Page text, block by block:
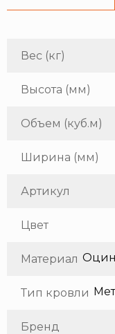
Вес (кг)
Высота (мм)
Объем (куб.м)
Ширина (мм)
Артикул
Цвет
Материал
Тип кровли
Бренд